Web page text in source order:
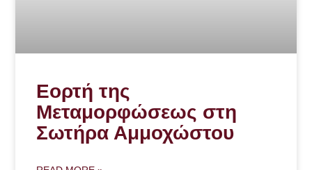
Εορτή της
Μεταμορφώσεως στη
Σωτήρα Αμμοχώστου